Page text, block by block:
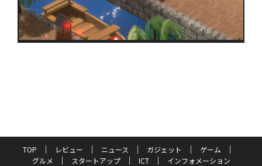
TOP レビュー ニュース ガジェット
ゲーム
グルメ
スタートアップ ICT
インフォメーション